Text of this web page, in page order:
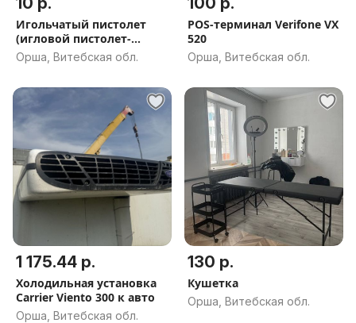
Игольчатый пистолет
(игловой пистолет-
маркиратор)
Орша, Витебская обл.
POS-терминал Verifone VX
520
Орша, Витебская обл.
1 175.44 р.
Холодильная установка
Carrier Viento 300 к авто
Орша, Витебская обл.
130 р.
Кушетка
Орша, Витебская обл.